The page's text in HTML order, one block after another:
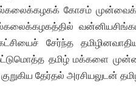
கோசம்
சேர்ந்த
தமிழ் மக்களை
தேர்தல் அரசியலுடன்